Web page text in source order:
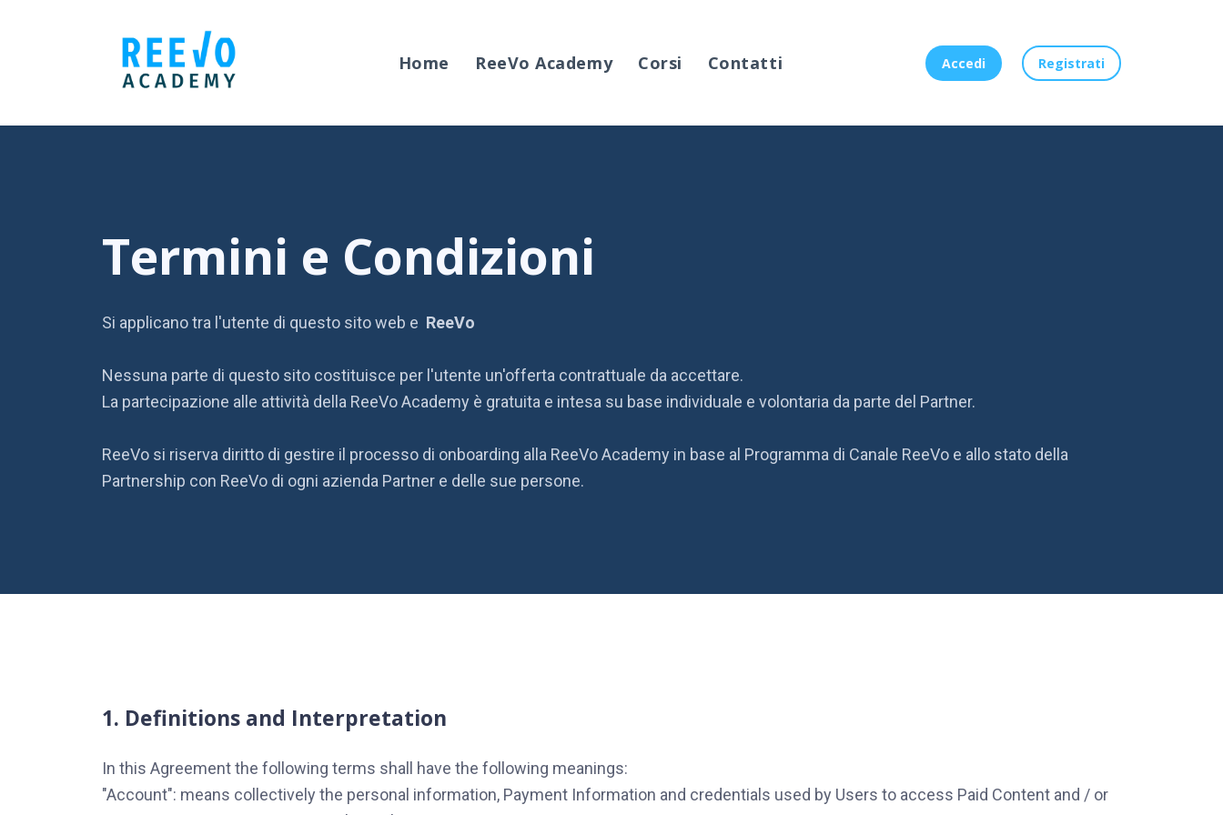
Home ReeVo Academy Corsi Contatti Accedi Registrati
Termini e Condizioni
Si applicano tra l'utente di questo sito web e ReeVo
Nessuna parte di questo sito costituisce per l'utente un'offerta contrattuale da accettare.
La partecipazione alle attività della ReeVo Academy è gratuita e intesa su base individuale e volontaria da parte del Partner.
ReeVo si riserva diritto di gestire il processo di onboarding alla ReeVo Academy in base al Programma di Canale ReeVo e allo stato della
Partnership con ReeVo di ogni azienda Partner e delle sue persone.
1. Definitions and Interpretation
In this Agreement the following terms shall have the following meanings:
"Account": means collectively the personal information, Payment Information and credentials used by Users to access Paid Content and / or